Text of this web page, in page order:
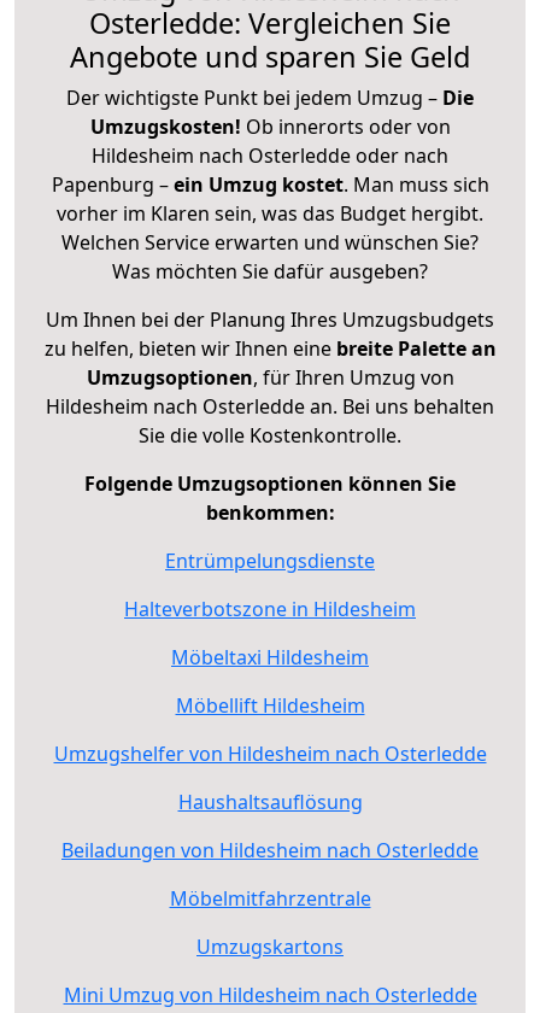
Osterledde: Vergleichen Sie
Angebote und sparen Sie Geld
Der wichtigste Punkt bei jedem Umzug – Die
Umzugskosten! Ob innerorts oder von
Hildesheim nach Osterledde oder nach
Papenburg –ein Umzug kostet. Man muss sich
vorher im Klaren sein, was das Budget hergibt.
Welchen Service erwarten und wünschen Sie?
Was möchten Sie dafür ausgeben?
Um Ihnen bei der Planung Ihres Umzugsbudgets
zu helfen, bieten wir Ihnen eine breite Palette an
Umzugsoptionen, für Ihren Umzug von
Hildesheim nach Osterledde an. Bei uns behalten
Sie die volle Kostenkontrolle.
Folgende Umzugsoptionen können Sie
benkommen:
Entrümpelungsdienste
Halteverbotszone in Hildesheim
Möbeltaxi Hildesheim
Möbellift Hildesheim
Umzugshelfer von Hildesheim nach Osterledde
Haushaltsauflösung
Beiladungen von Hildesheim nach Osterledde
Möbelmitfahrzentrale
Umzugskartons
Mini Umzug von Hildesheim nach Osterledde